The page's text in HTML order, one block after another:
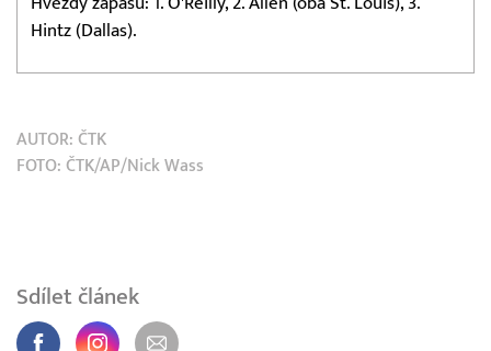
Hintz (Dallas).
AUTOR: ČTK
FOTO: ČTK/AP/Nick Wass
Sdílet článek